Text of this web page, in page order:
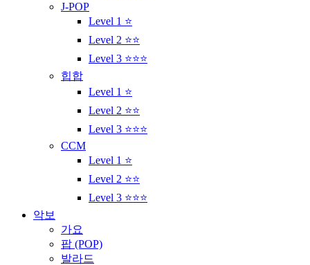
J-POP
Level 1 ⭐
Level 2 ⭐⭐
Level 3 ⭐⭐⭐
힙합
Level 1 ⭐
Level 2 ⭐⭐
Level 3 ⭐⭐⭐
CCM
Level 1 ⭐
Level 2 ⭐⭐
Level 3 ⭐⭐⭐
악보
가요
팝 (POP)
발라드